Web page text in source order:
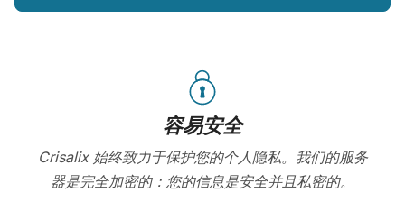
容易安全
Crisalix 始终致力于保护您的个人隐私。我们的服务
器是完全加密的：您的信息是安全并且私密的。